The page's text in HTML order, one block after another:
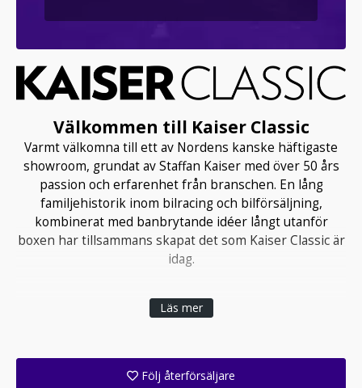
Välkommen till Kaiser Classic
Varmt välkomna till ett av Nordens kanske häftigaste
showroom, grundat av Staffan Kaiser med över 50 års
passion och erfarenhet från branschen. En lång
familjehistorik inom bilracing och bilförsäljning,
kombinerat med banbrytande idéer långt utanför
boxen har tillsammans skapat det som Kaiser Classic är
idag.
Läs mer
Följ återförsäljare